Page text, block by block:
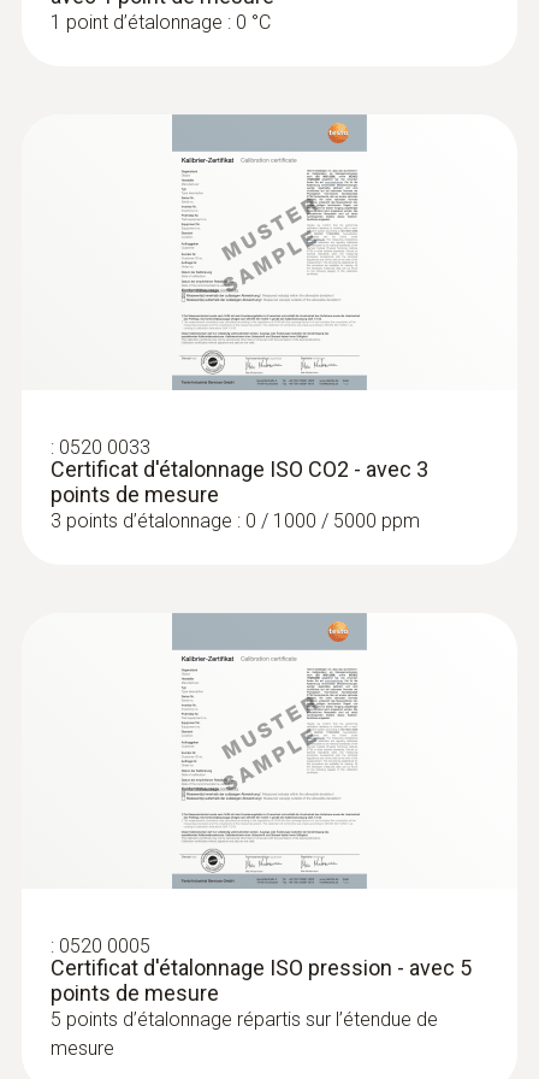
1 point d’étalonnage : 0 °C
: 0520 0033
Certificat d'étalonnage ISO CO2 - avec 3
points de mesure
3 points d’étalonnage : 0 / 1000 / 5000 ppm
: 0520 0005
Certificat d'étalonnage ISO pression - avec 5
points de mesure
5 points d’étalonnage répartis sur l’étendue de
mesure